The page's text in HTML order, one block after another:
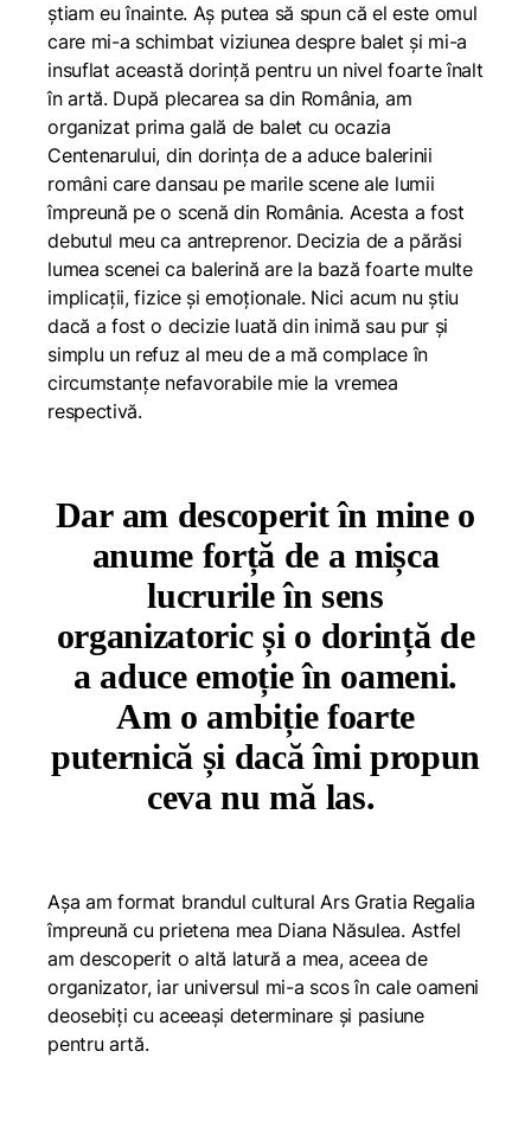
știam eu înainte. Aș putea să spun că el este omul
care mi-a schimbat viziunea despre balet și mi-a
insuflat această dorință pentru un nivel foarte înalt
în artă. După plecarea sa din România, am
organizat prima gală de balet cu ocazia
Centenarului, din dorința de a aduce balerinii
români care dansau pe marile scene ale lumii
împreună pe o scenă din România. Acesta a fost
debutul meu ca antreprenor. Decizia de a părăsi
lumea scenei ca balerină are la bază foarte multe
implicații, fizice și emoționale. Nici acum nu știu
dacă a fost o decizie luată din inimă sau pur și
simplu un refuz al meu de a mă complace în
circumstanțe nefavorabile mie la vremea
respectivă.
Dar am descoperit în mine o
anume forță de a mișca
lucrurile în sens
organizatoric și o dorință de
a aduce emoție în oameni.
Am o ambiție foarte
puternică și dacă îmi propun
ceva nu mă las.
Așa am format brandul cultural Ars Gratia Regalia
împreună cu prietena mea Diana Năsulea. Astfel
am descoperit o altă latură a mea, aceea de
organizator, iar universul mi-a scos în cale oameni
deosebiți cu aceeași determinare și pasiune
pentru artă.